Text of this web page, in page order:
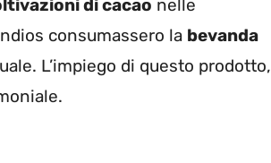
di cacao nelle
consumassero la bevanda
L’impiego di questo prodotto,